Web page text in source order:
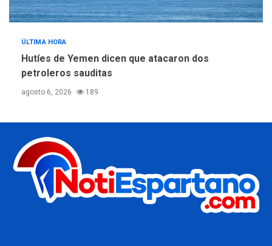
ÚLTIMA HORA
Hutíes de Yemen dicen que atacaron dos
petroleros sauditas
agosto 6, 2026 189